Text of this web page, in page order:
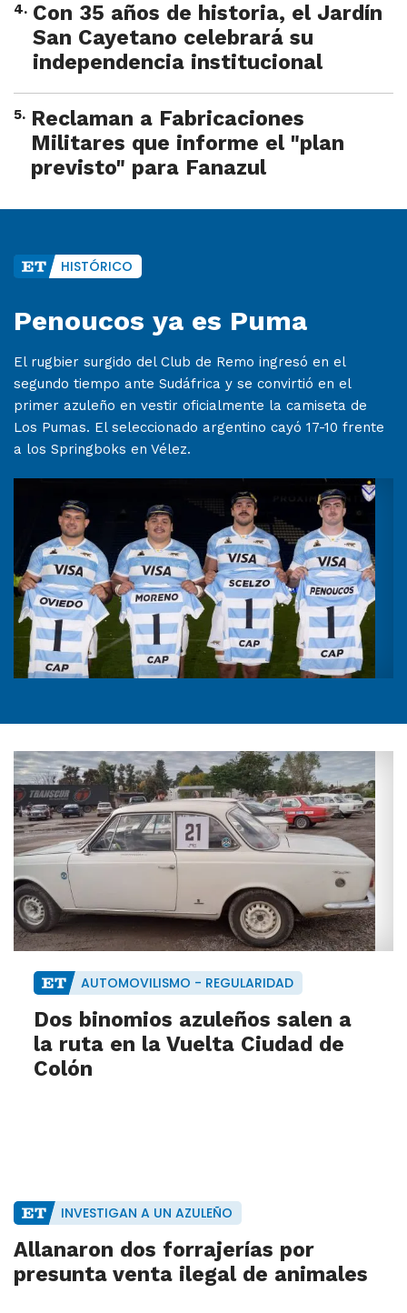
4. Con 35 años de historia, el Jardín
San Cayetano celebrará su
independencia institucional
5. Reclaman a Fabricaciones
Militares que informe el "plan
previsto" para Fanazul
HISTÓRICO
Penoucos ya es Puma
El rugbier surgido del Club de Remo ingresó en el
segundo tiempo ante Sudáfrica y se convirtió en el
primer azuleño en vestir oficialmente la camiseta de
Los Pumas. El seleccionado argentino cayó 17-10 frente
a los Springboks en Vélez.
AUTOMOVILISMO - REGULARIDAD
Dos binomios azuleños salen a
la ruta en la Vuelta Ciudad de
Colón
INVESTIGAN A UN AZULEÑO
Allanaron dos forrajerías por
presunta venta ilegal de animales